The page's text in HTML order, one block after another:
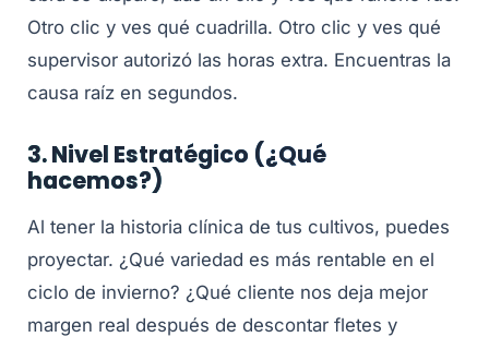
Otro clic y ves qué cuadrilla. Otro clic y ves qué
supervisor autorizó las horas extra. Encuentras la
causa raíz en segundos.
3. Nivel Estratégico (¿Qué
hacemos?)
Al tener la historia clínica de tus cultivos, puedes
proyectar. ¿Qué variedad es más rentable en el
ciclo de invierno? ¿Qué cliente nos deja mejor
margen real después de descontar fletes y